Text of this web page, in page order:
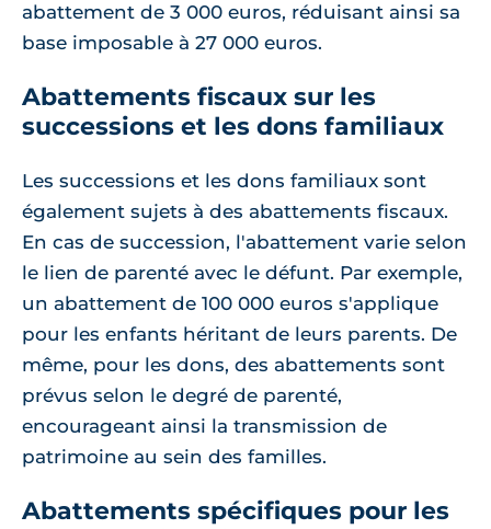
abattement de 3 000 euros, réduisant ainsi sa
base imposable à 27 000 euros.
Abattements fiscaux sur les
successions et les dons familiaux
Les successions et les dons familiaux sont
également sujets à des abattements fiscaux.
En cas de succession, l'abattement varie selon
le lien de parenté avec le défunt. Par exemple,
un abattement de 100 000 euros s'applique
pour les enfants héritant de leurs parents. De
même, pour les dons, des abattements sont
prévus selon le degré de parenté,
encourageant ainsi la transmission de
patrimoine au sein des familles.
Abattements spécifiques pour les